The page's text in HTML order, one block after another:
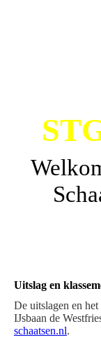
Uitslag en
De uitslagen en
IJsbaan de
schaatsen.nl.